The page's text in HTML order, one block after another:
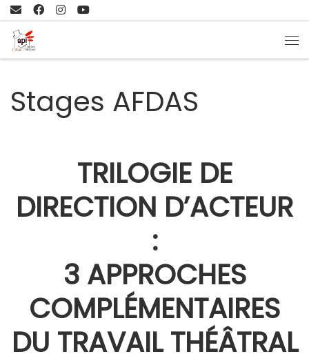
Passer au contenu
Stages AFDAS
TRILOGIE DE
DIRECTION D’ACTEUR
:
3 APPROCHES
COMPLÉMENTAIRES
DU TRAVAIL THÉÂTRAL